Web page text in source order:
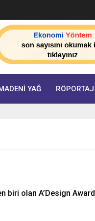
YAĞ RÖPORTAJ
biri olan A’Design Award